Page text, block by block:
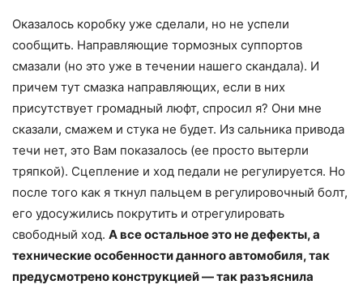
Оказалось коробку уже сделали, но не успели
сообщить. Направляющие тормозных суппортов
смазали (но это уже в течении нашего скандала). И
причем тут смазка направляющих, если в них
присутствует громадный люфт, спросил я? Они мне
сказали, смажем и стука не будет. Из сальника привода
течи нет, это Вам показалось (ее просто вытерли
тряпкой). Сцепление и ход педали не регулируется. Но
после того как я ткнул пальцем в регулировочный болт,
его удосужились покрутить и отрегулировать
свободный ход. А все остальное это не дефекты, а
технические особенности данного автомобиля, так
предусмотрено конструкцией — так разъяснила